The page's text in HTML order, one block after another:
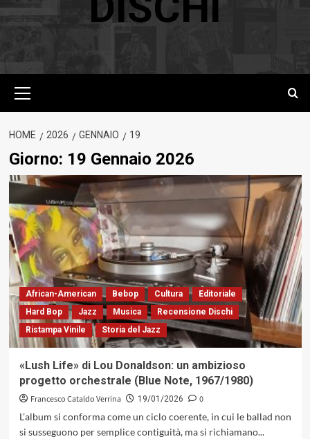
principale
HOME 2026 GENNAIO 19
Giorno: 19 Gennaio 2026
African-American Bebop Cultura
Editoriale
Hard Bop
Jazz Musica
Recensione Dischi
Ristampa Vinile
Storia del Jazz
«Lush Life» di Lou Donaldson: un ambizioso
progetto orchestrale (Blue Note, 1967/1980)
Francesco Cataldo Verrina 19/01/2026
0
L’album si conforma come un ciclo coerente, in cui le ballad non
si susseguono per semplice contiguità, ma si richiamano...